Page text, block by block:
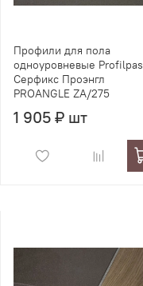
Профили для пола
одноуровневые Profilpas
Серфикс Проэнгл
PROANGLE ZA/275
1 905 ₽ шт